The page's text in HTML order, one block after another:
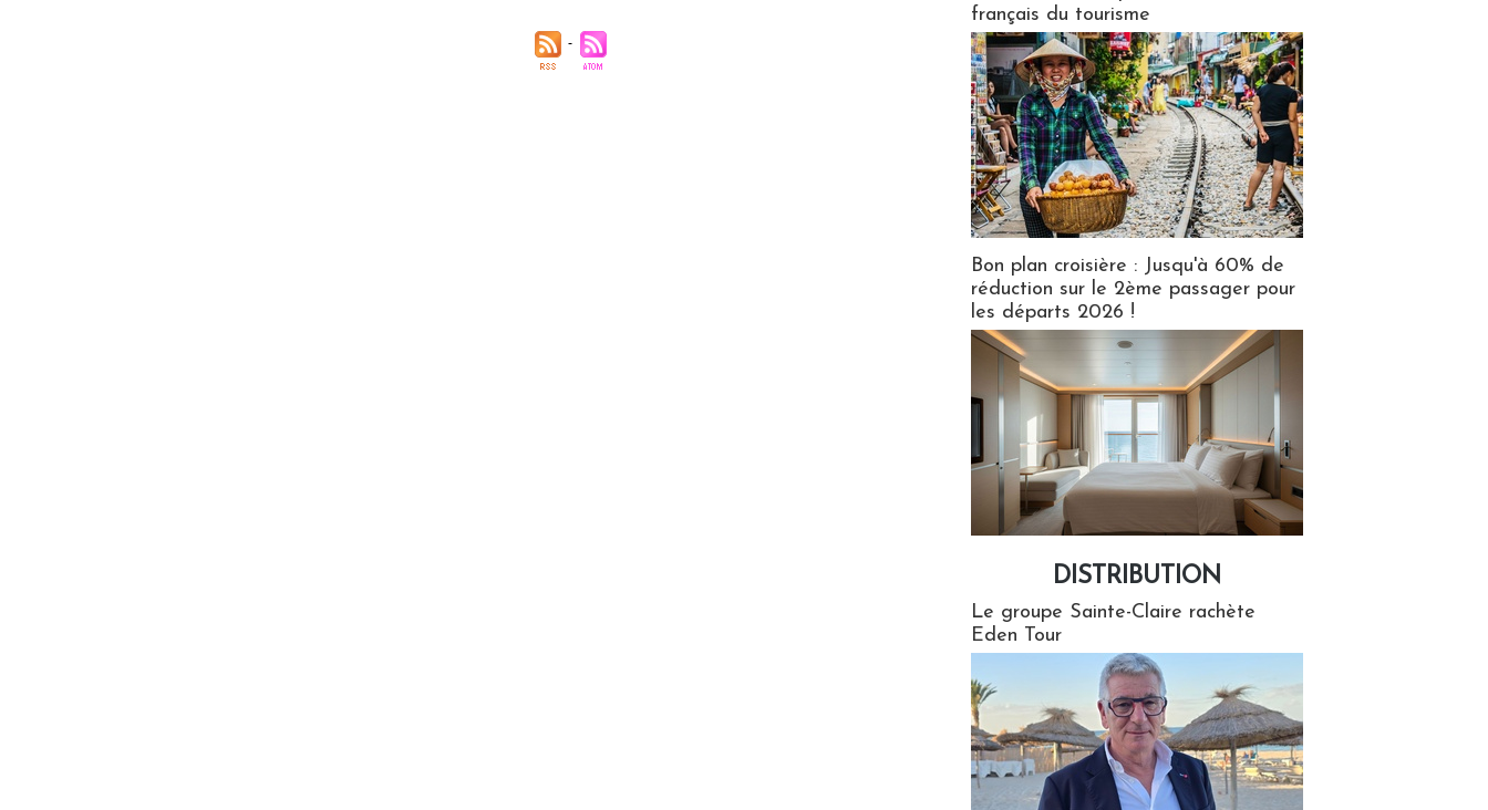
français du tourisme
Bon plan croisière : Jusqu'à 60% de
réduction sur le 2ème passager pour
les départs 2026 !
DISTRIBUTION
Le groupe Sainte-Claire rachète
Eden Tour